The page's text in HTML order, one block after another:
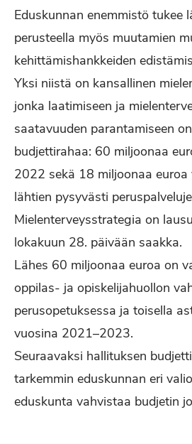
Eduskunnan enemmistö tukee
perusteella myös muutamien
kehittämishankkeiden
Yksi niistä on kansallinen
jonka laatimiseen ja
saatavuuden parantamiseen
budjettirahaa: 60 miljoonaa
2022 sekä 18 miljoonaa
lähtien pysyvästi
Mielenterveysstrategia on
lokakuun 28. päivään saakka.
Lähes 60 miljoonaa euroa on
oppilas- ja opiskelijahuollon
perusopetuksessa ja toisella
vuosina 2021–2023.
Seuraavaksi hallituksen
tarkemmin eduskunnan eri
eduskunta vahvistaa budjetin